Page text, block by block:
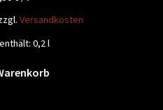
Versandkosten
0,2l